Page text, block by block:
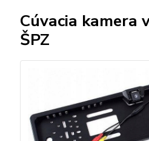
Cúvacia kamera
ŠPZ